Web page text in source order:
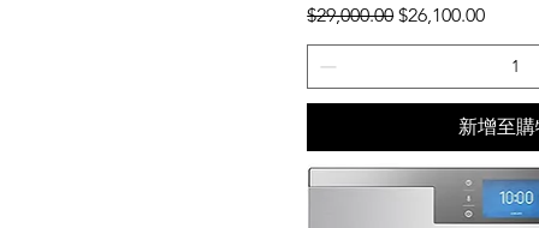
一般價格
$29,000.00 促銷價格
$26,100.00
新增至